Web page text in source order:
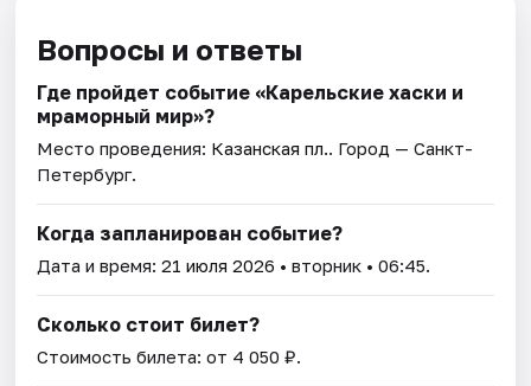
Вопросы и ответы
Где пройдет событие «Карельские хаски и
мраморный мир»?
Место проведения: Казанская пл.. Город — Санкт-
Петербург.
Когда запланирован событие?
Дата и время:21 июля 2026 • вторник • 06:45.
Сколько стоит билет?
Стоимость билета: от 4 050 ₽.